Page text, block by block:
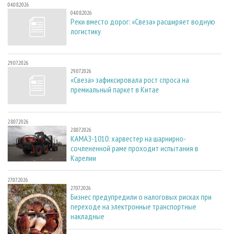
04.08.2026
04.08.2026
Реки вместо дорог: «Свеза» расширяет водную
логистику
29.07.2026
29.07.2026
«Свеза» зафиксировала рост спроса на
премиальный паркет в Китае
28.07.2026
28.07.2026
КАМАЗ-1010: харвестер на шарнирно-
сочлененной раме проходит испытания в
Карелии
27.07.2026
27.07.2026
Бизнес предупредили о налоговых рисках при
переходе на электронные транспортные
накладные